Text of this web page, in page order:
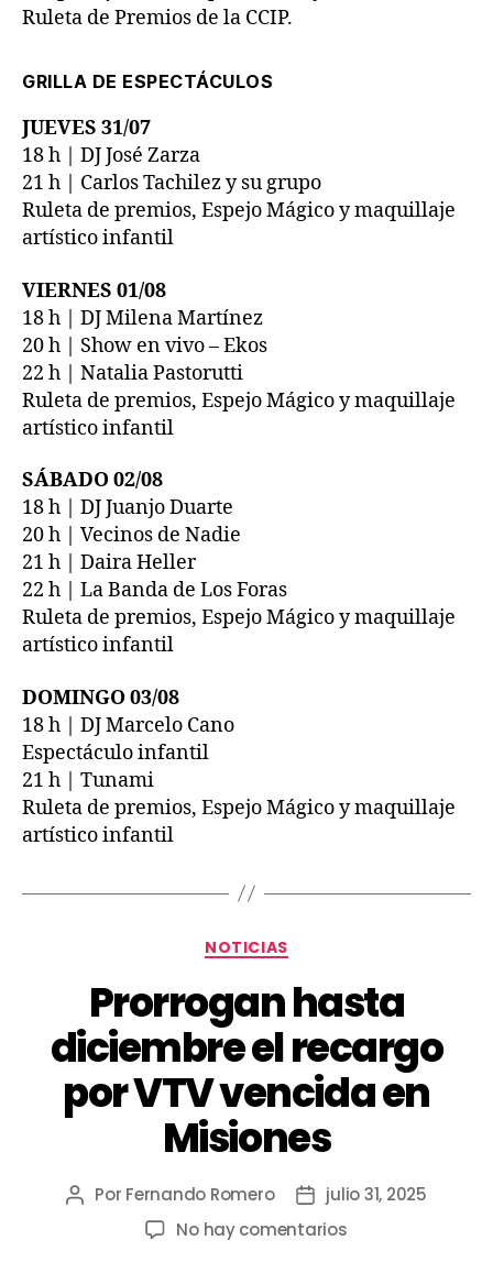
Ruleta de Premios de la CCIP.
GRILLA DE ESPECTÁCULOS
JUEVES 31/07
18 h | DJ José Zarza
21 h | Carlos Tachilez y su grupo
Ruleta de premios, Espejo Mágico y maquillaje
artístico infantil
VIERNES 01/08
18 h | DJ Milena Martínez
20 h | Show en vivo – Ekos
22 h | Natalia Pastorutti
Ruleta de premios, Espejo Mágico y maquillaje
artístico infantil
SÁBADO 02/08
18 h | DJ Juanjo Duarte
20 h | Vecinos de Nadie
21 h | Daira Heller
22 h | La Banda de Los Foras
Ruleta de premios, Espejo Mágico y maquillaje
artístico infantil
DOMINGO 03/08
18 h | DJ Marcelo Cano
Espectáculo infantil
21 h | Tunami
Ruleta de premios, Espejo Mágico y maquillaje
artístico infantil
NOTICIAS
Prorrogan hasta
diciembre el recargo
por VTV vencida en
Misiones
Por Fernando Romero
julio 31, 2025
No hay comentarios